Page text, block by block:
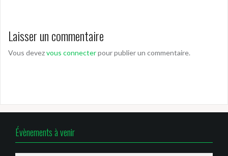
Laisser un commentaire
Vous devezvous connecterpour publier un commentaire.
Évènements à venir